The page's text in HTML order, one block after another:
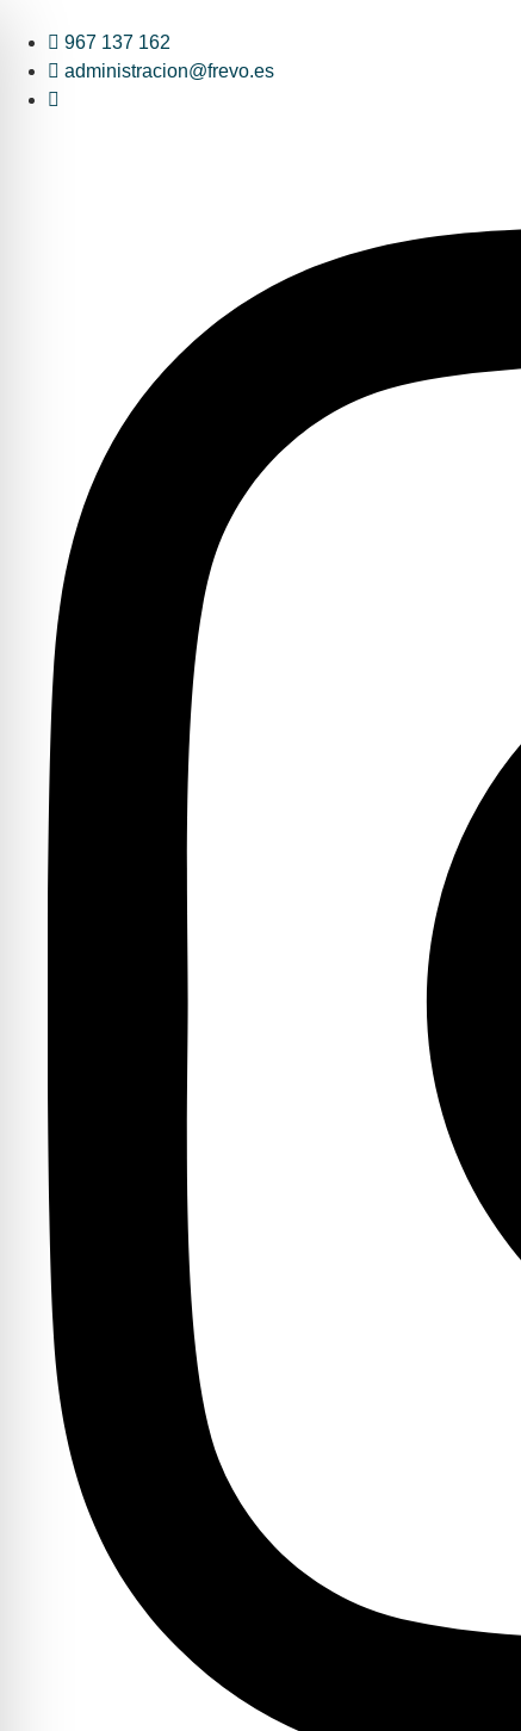
967 137 162
administracion@frevo.es